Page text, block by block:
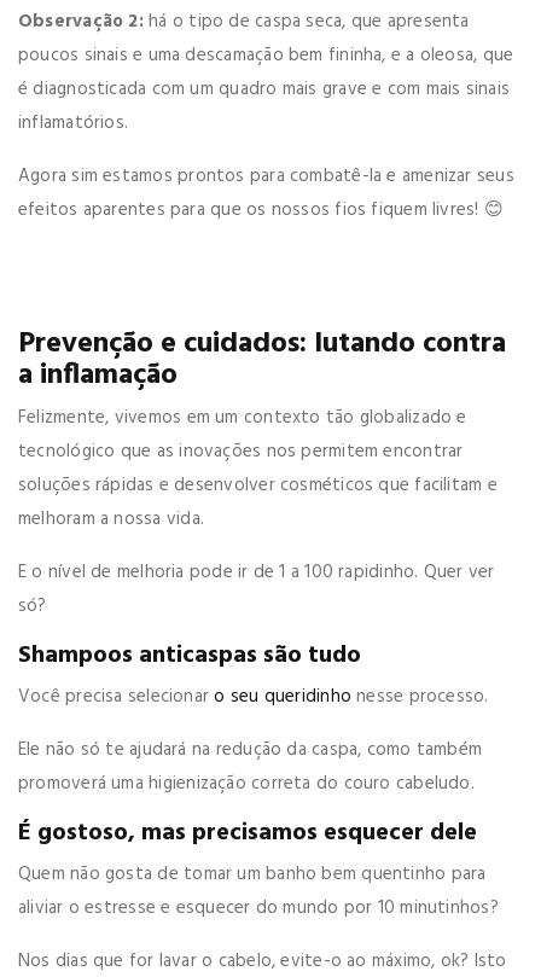
Observação 2:há o tipo de caspa seca, que apresenta
poucos sinais e uma descamação bem fininha, e a oleosa, que
é diagnosticada com um quadro mais grave e com mais sinais
inflamatórios.
Agora sim estamos prontos para combatê-la e amenizar seus
efeitos aparentes para que os nossos fios fiquem livres! 😊
Prevenção e cuidados: lutando contra
a inflamação
Felizmente, vivemos em um contexto tão globalizado e
tecnológico que as inovações nos permitem encontrar
soluções rápidas e desenvolver cosméticos que facilitam e
melhoram a nossa vida.
E o nível de melhoria pode ir de 1 a 100 rapidinho. Quer ver
só?
Shampoos anticaspas são tudo
Você precisa selecionaro seu queridinho nesse processo.
Ele não só te ajudará na redução da caspa, como também
promoverá uma higienização correta do couro cabeludo.
É gostoso, mas precisamos esquecer dele
Quem não gosta de tomar um banho bem quentinho para
aliviar o estresse e esquecer do mundo por 10 minutinhos?
Nos dias que for lavar o cabelo, evite-o ao máximo, ok? Isto